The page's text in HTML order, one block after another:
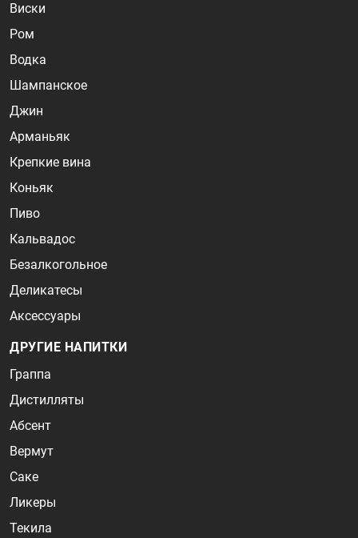
Виски
Ром
Водка
Шампанское
Джин
Арманьяк
Крепкие вина
Коньяк
Пиво
Кальвадос
Безалкогольное
Деликатесы
Аксессуары
ДРУГИЕ НАПИТКИ
Граппа
Дистилляты
Абсент
Вермут
Саке
Ликеры
Текила